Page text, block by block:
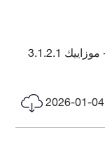
3.1.2.1
2026-01-04